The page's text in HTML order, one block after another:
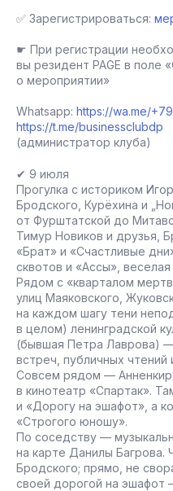
✅ Зарегистрироваться:
☛ При регистрации
вы резидент PAGE в поле
о мероприятии»
Whatsapp: https://wa.me/+79
https://t.me/businessclubdp
(администратор клуба)
✔ 9 июля
Прогулка с историком
Бродского, Курёхина и
от Фурштатской до
Тимур Новиков и друзья,
«Брат» и «Счастливые
сквотов и «Ассы»,
Рядом с «кварталом
улиц Маяковского,
на каждом шагу тени
в целом) ленинградской
(бывшая Петра Лаврова)
встреч, публичных
Совсем рядом —
в кинотеатр «Спартак».
и «Дорогу на эшафот», а
«Строгого юношу».
По соседству —
на карте Данилы
Бродского; прямо, не
своей дорогой на эшафот